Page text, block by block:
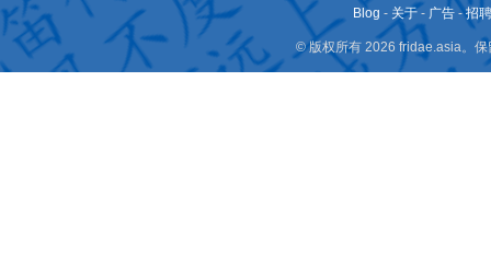
Blog - 关于 - 广告 -招
© 版权所有 2026 fridae.asia。